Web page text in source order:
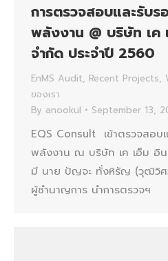
การตรวจสอบและรับร
พลังงาน @ บริษัท เค
จํากัด ประจำปี 2560
EnMS Audit, Recent Projects,
ของเรา
By anookul September 13,
EQS Consult เข้าตรวจสอบ
พลังงาน ณ บริษัท เค เอ็ม อิ
มี นาย ปัญจะ ทั่งหิรัญ (วุฒิวิศ
ผู้ชำนาญการ นำการตรวจฯ